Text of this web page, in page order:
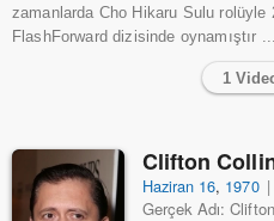
zamanlarda Cho Hikaru Sulu rolüyle
FlashForward dizisinde oynamıştır ...
1
Clifton
Haziran 16, 1970 |
Gerçek Adı: